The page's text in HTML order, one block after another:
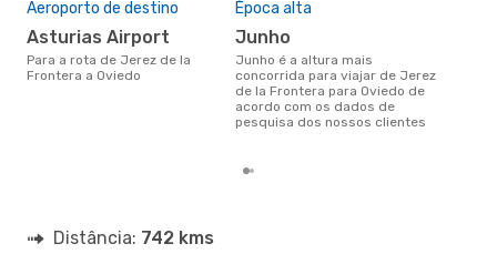
Aeroporto de destino
Asturias Airport
Para a rota de Jerez de la
Frontera a Oviedo
Época alta
junho
junho é a altura mais
concorrida para viajar de Jerez
de la Frontera para Oviedo de
acordo com os dados de
pesquisa dos nossos clientes
Distância: 742 kms